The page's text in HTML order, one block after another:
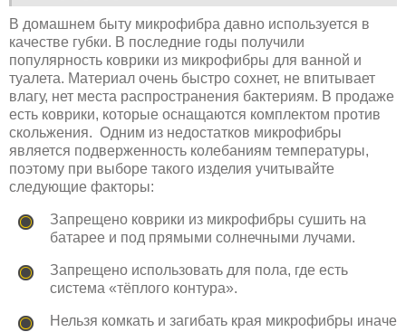
В домашнем быту микрофибра давно используется в
качестве губки. В последние годы получили
популярность коврики из микрофибры для ванной и
туалета. Материал очень быстро сохнет, не впитывает
влагу, нет места распространения бактериям. В продаже
есть коврики, которые оснащаются комплектом против
скольжения. Одним из недостатков микрофибры
является подверженность колебаниям температуры,
поэтому при выборе такого изделия учитывайте
следующие факторы:
Запрещено коврики из микрофибры сушить на
батарее и под прямыми солнечными лучами.
Запрещено использовать для пола, где есть
система «тёплого контура».
Нельзя комкать и загибать края микрофибры иначе